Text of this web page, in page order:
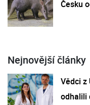
Česku
Nejnovější články
Vědci z
odhalili